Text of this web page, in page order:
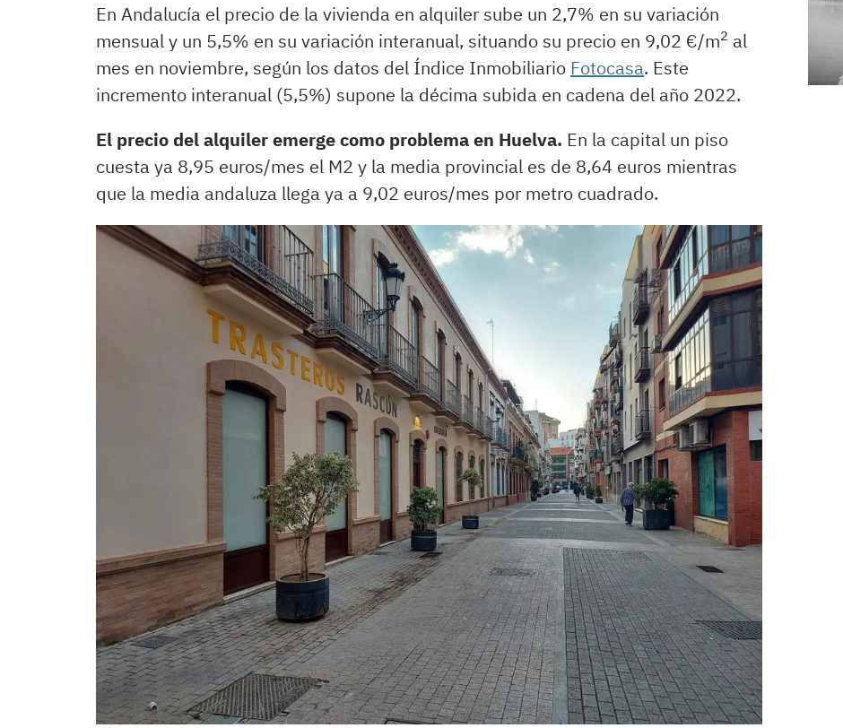
En Andalucía el precio de la vivienda en alquiler sube un 2,7% en su variación
mensual y un 5,5% en su variación interanual, situando su precio en 9,02 €/m2 al
mes en noviembre, según los datos del Índice Inmobiliario Fotocasa. Este
incremento interanual (5,5%) supone la décima subida en cadena del año 2022.
El precio del alquiler emerge como problema en Huelva. En la capital un piso
cuesta ya 8,95 euros/mes el M2 y la media provincial es de 8,64 euros mientras
que la media andaluza llega ya a 9,02 euros/mes por metro cuadrado.